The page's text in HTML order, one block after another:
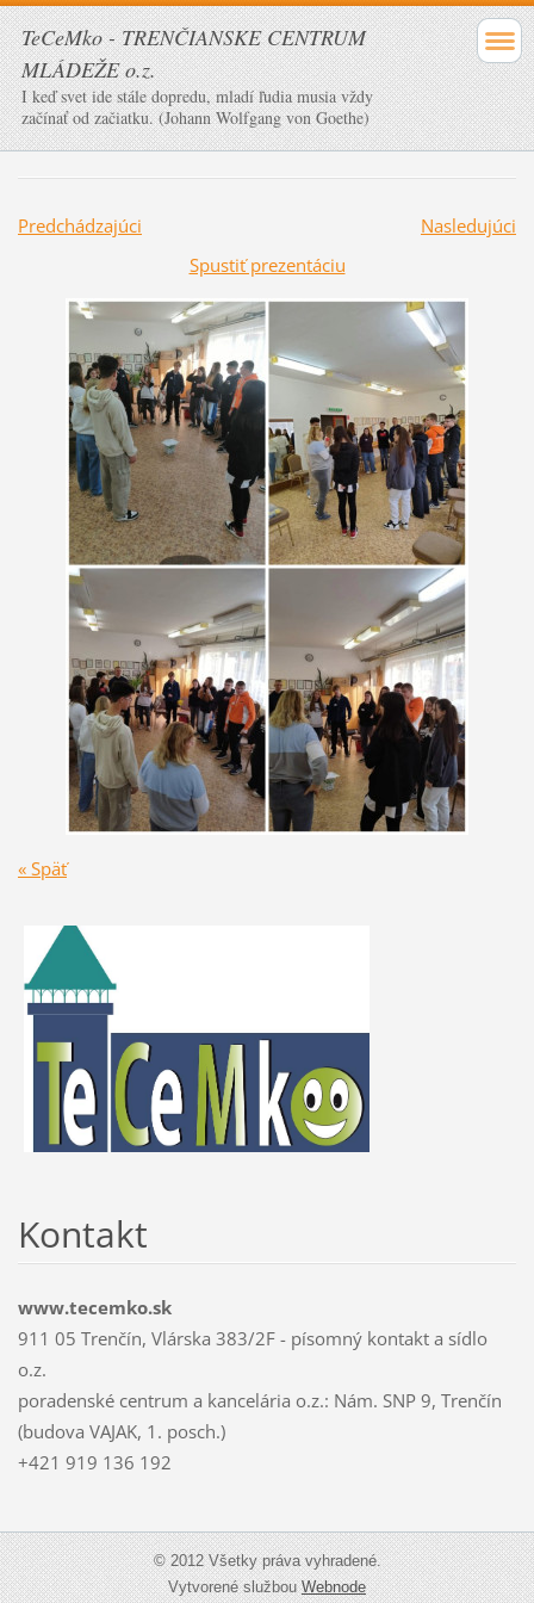
TeCeMko - TRENČIANSKE CENTRUM
MLÁDEŽE o.z.
I keď svet ide stále dopredu, mladí ľudia musia vždy
začínať od začiatku. (Johann Wolfgang von Goethe)
Predchádzajúci
Nasledujúci
Spustiť prezentáciu
« Späť
Kontakt
www.tecemko.sk
911 05 Trenčín, Vlárska 383/2F - písomný kontakt a sídlo
o.z.
poradenské centrum a kancelária o.z.: Nám. SNP 9, Trenčín
(budova VAJAK, 1. posch.)
+421 919 136 192
© 2012 Všetky práva vyhradené.
Vytvorené službouWebnode